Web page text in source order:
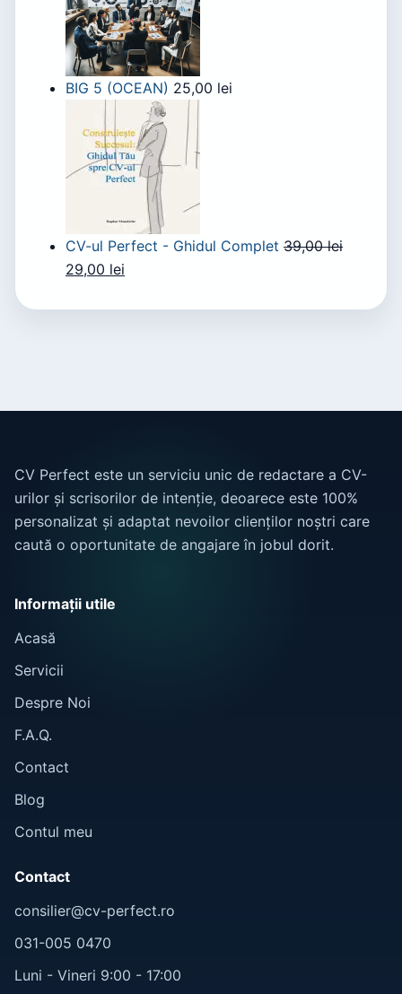
BIG 5 (OCEAN) 25,00 lei
CV-ul Perfect - Ghidul Complet 39,00lei
29,00 lei
CV Perfect este un serviciu unic de redactare a CV-
urilor și scrisorilor de intenție, deoarece este 100%
personalizat și adaptat nevoilor clienților noștri care
caută o oportunitate de angajare în jobul dorit.
Informații utile
Acasă
Servicii
Despre Noi
F.A.Q.
Contact
Blog
Contul meu
Contact
consilier@cv-perfect.ro
031-005 0470
Luni - Vineri 9:00 - 17:00